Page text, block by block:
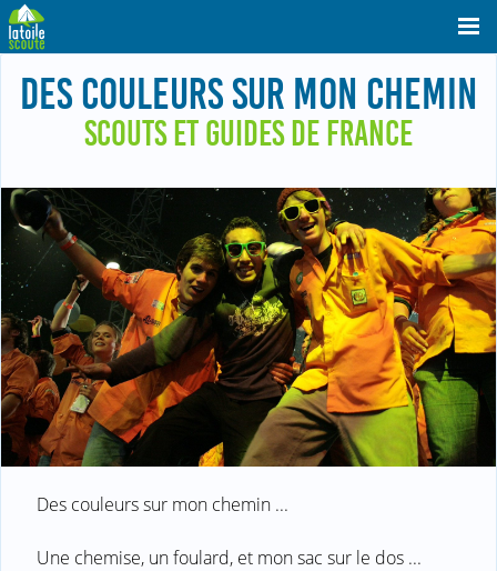
DES COULEURS SUR MON CHEMIN
SCOUTS ET GUIDES DE FRANCE
Des couleurs sur mon chemin ...
Une chemise, un foulard, et mon sac sur le dos ...